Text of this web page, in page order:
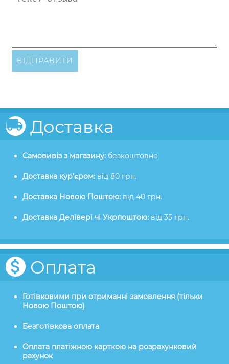
ВІДПРАВИТИ
Доставка
Самовивіз з магазину: безкоштовно
Доставка кур'єром: від 80 грн.
Доставка Новою Поштою: від 40 грн.
Доставка Делівері чі Укрпоштою: від 35 грн.
Оплата
Готівковими при отриманні замовлення (тільки
Новою Поштою)
Безготівкова оплата
Оплата платіжною карткою на розрахунковий
рахунок